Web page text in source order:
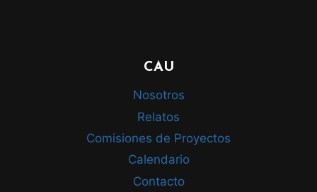
CAU
Nosotros
Relatos
Comisiones de Proyectos
Calendario
Contacto